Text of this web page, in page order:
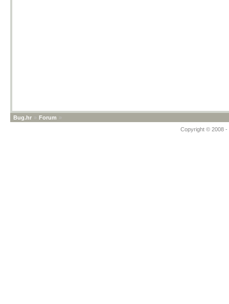
Bug.hr » Forum »
Copyright © 2008 -